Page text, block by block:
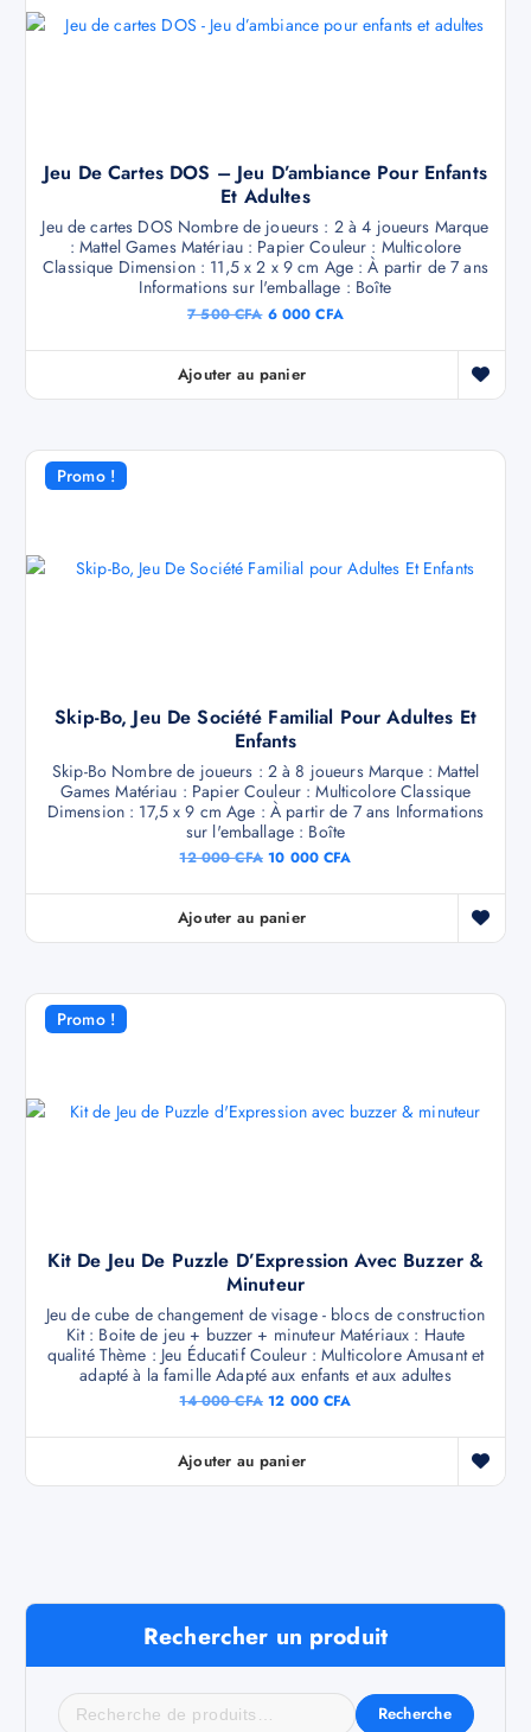
Jeu De Cartes DOS – Jeu D’ambiance Pour Enfants
Et Adultes
Jeu de cartes DOS Nombre de joueurs : 2 à 4 joueurs Marque
: Mattel Games Matériau : Papier Couleur : Multicolore
Classique Dimension : ‎11,5 x 2 x 9 cm Age : À partir de 7 ans
Informations sur l'emballage : Boîte
7 500CFA 6 000CFA
Ajouter au panier
Promo !
Skip-Bo, Jeu De Société Familial Pour Adultes Et
Enfants
Skip-Bo Nombre de joueurs : 2 à 8 joueurs Marque : Mattel
Games Matériau : Papier Couleur : Multicolore Classique
Dimension : ‎17,5 x 9 cm Age : À partir de 7 ans Informations
sur l'emballage : Boîte
12 000CFA 10 000CFA
Ajouter au panier
Promo !
Kit De Jeu De Puzzle D’Expression Avec Buzzer &
Minuteur
Jeu de cube de changement de visage - blocs de construction
Kit : Boite de jeu + buzzer + minuteur Matériaux : Haute
qualité Thème : Jeu Éducatif Couleur : Multicolore Amusant et
adapté à la famille Adapté aux enfants et aux adultes
14 000CFA 12 000CFA
Ajouter au panier
Rechercher un produit
Recherche